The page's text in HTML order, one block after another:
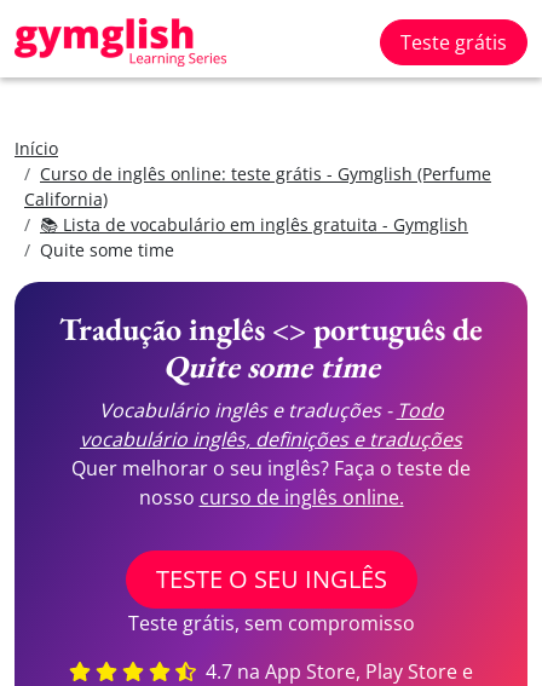
Teste grátis
Início
Curso de inglês online: teste grátis - Gymglish (Perfume
California)
📚 Lista de vocabulário em inglês gratuita - Gymglish
Quite some time
Tradução inglês <> português de
Quite some time
Vocabulário inglês e traduções - Todo
vocabulário inglês, definições e traduções
Quer melhorar o seu inglês? Faça o teste de
nosso curso de inglês online.
TESTE O SEU INGLÊS
Teste grátis, sem compromisso
4.7 na App Store, Play Store e